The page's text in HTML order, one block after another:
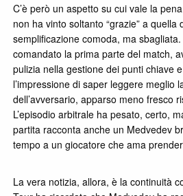
C’è però un aspetto su cui vale la
non ha vinto soltanto “grazie” a quella
semplificazione comoda, ma
comandato la prima parte del match,
pulizia nella gestione dei punti chiave
l’impressione di saper leggere meglio
dell’avversario, apparso meno fresco
L’episodio arbitrale ha pesato, certo,
partita racconta anche un Medvedev
tempo a un giocatore che ama
La vera notizia, allora, è la continuità